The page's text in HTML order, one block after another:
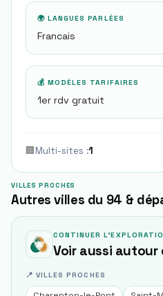
🌍 LANGUES PARLÉES
Francais
💰 MODÈLES TARIFAIRES
1er rdv gratuit
🏢 Multi-sites :1
VILLES PROCHES
Autres villes du 94 &
CONTINUER
Voir aussi autour
📍 VILLES PROCHES